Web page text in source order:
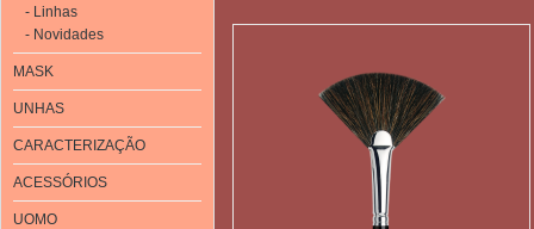
- Linhas
- Novidades
MASK
UNHAS
CARACTERIZAÇÃO
ACESSÓRIOS
UOMO